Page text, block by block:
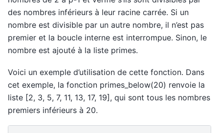
des nombres inférieurs à leur racine carrée. Si un
nombre est divisible par un autre nombre, il n’est pas
premier et la boucle interne est interrompue. Sinon, le
nombre est ajouté à la liste primes.
Voici un exemple d’utilisation de cette fonction. Dans
cet exemple, la fonction primes_below(20) renvoie la
liste [2, 3, 5, 7, 11, 13, 17, 19], qui sont tous les nombres
premiers inférieurs à 20.